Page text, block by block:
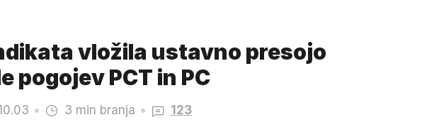
vložila ustavno presojo
pogojev PCT in PC
3 min branja 123